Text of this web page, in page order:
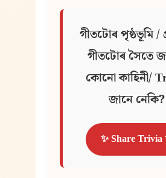
গীতটোৰ পৃষ্ঠভূমি /
গীতটোৰ সৈতে
কোনো কাহিনী/
জানে নেকি?
✨ Share Trivia